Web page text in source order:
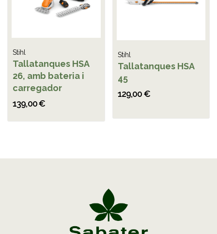
Stihl
Tallatanques HSA
26, amb bateria i
carregador
139,00 €
Stihl
Tallatanques HSA
45
129,00 €